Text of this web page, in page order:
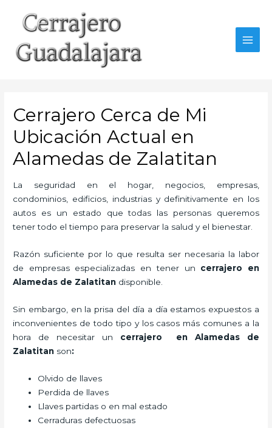
contenido
Cerrajero Cerca de Mi
Ubicación Actual en
Alamedas de Zalatitan
La seguridad en el hogar, negocios, empresas,
condominios, edificios, industrias y definitivamente en los
autos es un estado que todas las personas queremos
tener todo el tiempo para preservar la salud y el bienestar.
Razón suficiente por lo que resulta ser necesaria la labor
de empresas especializadas en tener un cerrajero en
Alamedas de Zalatitan disponible.
Sin embargo, en la prisa del día a día estamos expuestos a
inconvenientes de todo tipo y los casos más comunes a la
hora de necesitar un cerrajero en Alamedas de
Zalatitan son:
Olvido de llaves
Perdida de llaves
Llaves partidas o en mal estado
Cerraduras defectuosas